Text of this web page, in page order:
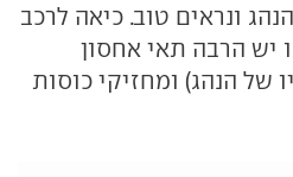
ונראים טוב. כיאה לרכב
יש הרבה תאי אחסון
של הנהג) ומחזיקי כוסות